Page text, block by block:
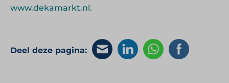
www.dekamarkt.nl.
Deel deze pagina: